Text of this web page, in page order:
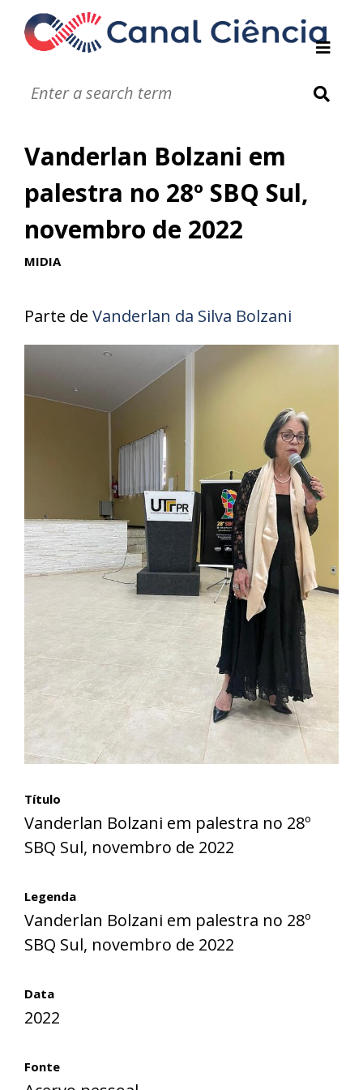
Notáveis
Infográficos
Vídeos
Áudios
Vanderlan Bolzani em
palestra no 28º SBQ Sul,
novembro de 2022
MIDIA
Parte de Vanderlan da Silva Bolzani
Título
Vanderlan Bolzani em palestra no 28º
SBQ Sul, novembro de 2022
Legenda
Vanderlan Bolzani em palestra no 28º
SBQ Sul, novembro de 2022
Data
2022
Fonte